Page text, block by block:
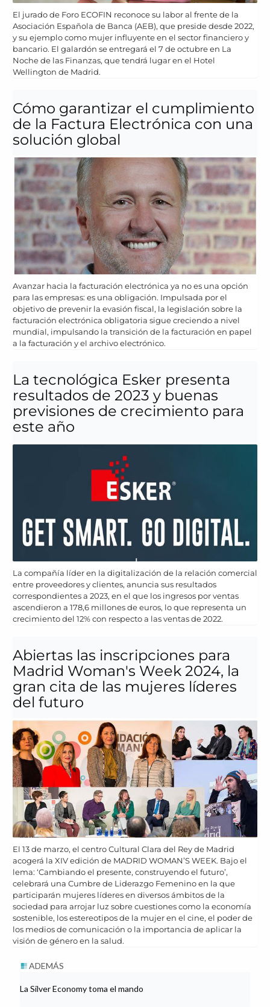
El jurado de Foro ECOFIN reconoce su labor al frente de la
Asociación Española de Banca (AEB), que preside desde 2022,
y su ejemplo como mujer influyente en el sector financiero y
bancario. El galardón se entregará el 7 de octubre en La
Noche de las Finanzas, que tendrá lugar en el Hotel
Wellington de Madrid.
Cómo garantizar el cumplimiento
de la Factura Electrónica con una
solución global
Avanzar hacia la facturación electrónica ya no es una opción
para las empresas: es una obligación. Impulsada por el
objetivo de prevenir la evasión fiscal, la legislación sobre la
facturación electrónica obligatoria sigue creciendo a nivel
mundial, impulsando la transición de la facturación en papel
a la facturación y el archivo electrónico.
La tecnológica Esker presenta
resultados de 2023 y buenas
previsiones de crecimiento para
este año
La compañía líder en la digitalización de la relación comercial
entre proveedores y clientes, anuncia sus resultados
correspondientes a 2023, en el que los ingresos por ventas
ascendieron a 178,6 millones de euros, lo que representa un
crecimiento del 12% con respecto a las ventas de 2022.
Abiertas las inscripciones para
Madrid Woman's Week 2024, la
gran cita de las mujeres líderes
del futuro
El 13 de marzo, el centro Cultural Clara del Rey de Madrid
acogerá la XIV edición de MADRID WOMAN’S WEEK. Bajo el
lema: ‘Cambiando el presente, construyendo el futuro’,
celebrará una Cumbre de Liderazgo Femenino en la que
participarán mujeres líderes en diversos ámbitos de la
sociedad para arrojar luz sobre cuestiones como la economía
sostenible, los estereotipos de la mujer en el cine, el poder de
los medios de comunicación o la importancia de aplicar la
visión de género en la salud.
ADEMÁS
La Silver Economy toma el mando